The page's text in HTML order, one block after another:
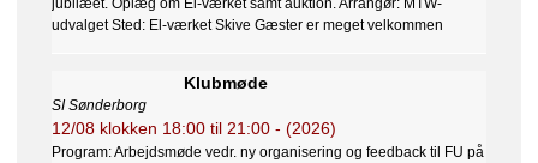
udvalget Sted: El-værket Skive Gæster er meget velkommen
Klubmøde
SI Sønderborg
12/08 klokken 18:00 til 21:00 - (2026)
Program: Arbejdsmøde vedr. ny organisering og feedback til FU på